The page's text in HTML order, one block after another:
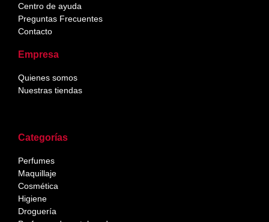
Categorías
Perfumes
Maquillaje
Cosmética
Higiene
Droguería
Centro de ayuda
Preguntas Frecuentes
Contacto
Empresa
Quienes somos
Nuestras tiendas